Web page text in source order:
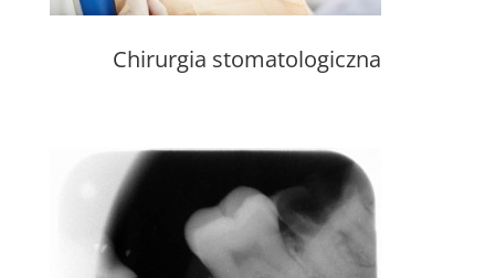
Chirurgia stomatologiczna